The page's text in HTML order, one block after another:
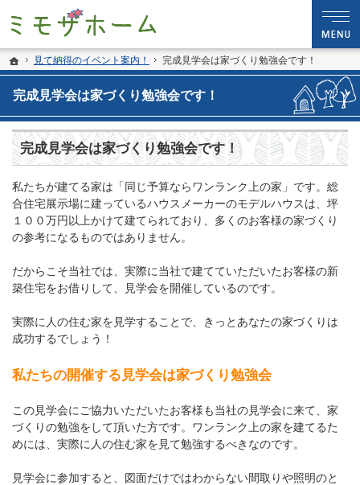
ホーム
見て納得のイベント案内！ 完成見学会は家づくり勉強会です！
完成見学会は家づくり勉強会です！
プロの目線からご提案。佐賀県多久市・武雄周辺の注文住宅・新築戸建てを手が
佐賀県多久市・武雄周辺の新築・注文住宅・新築戸建てを手がける工務店ならミモ
完成見学会は家づくり勉強会です！
私たちが建てる家は「同じ予算ならワンランク上の家」です。総
合住宅展示場に建っているハウスメーカーのモデルハウスは、坪
１００万円以上かけて建てられており、多くのお客様の家づくり
の参考になるものではありません。
だからこそ当社では、実際に当社で建てていただいたお客様の新
築住宅をお借りして、見学会を開催しているのです。
実際に人の住む家を見学することで、きっとあなたの家づくりは
成功するでしょう！
私たちの開催する見学会は家づくり勉強会
この見学会にご協力いただいたお客様も当社の見学会に来て、家
づくりの勉強をして頂いた方です。ワンランク上の家を建てるた
めには、実際に人の住む家を見て勉強するべきなのです。
見学会に参加すると、図面だけではわからない間取りや照明のと